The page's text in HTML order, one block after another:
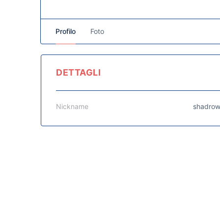
Profilo Foto
DETTAGLI
Nickname